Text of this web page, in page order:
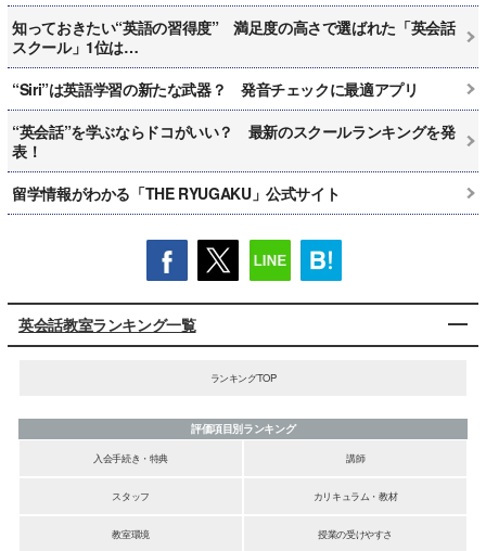
知っておきたい“英語の習得度” 満足度の高さで選ばれた「英会話
スクール」1位は…
“Siri”は英語学習の新たな武器？ 発音チェックに最適アプリ
“英会話”を学ぶならドコがいい？ 最新のスクールランキングを発
表！
留学情報がわかる「THE RYUGAKU」公式サイト
英会話教室ランキング一覧
ランキングTOP
評価項目別ランキング
入会手続き・特典
講師
スタッフ カリキュラム・教材
教室環境 授業の受けやすさ